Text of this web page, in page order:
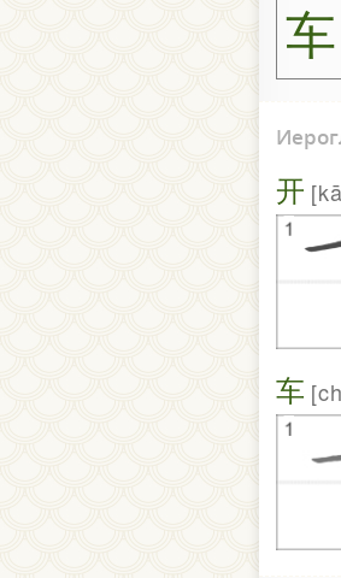
车
开
车